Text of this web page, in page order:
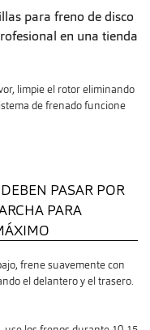
para freno de disco
en una tienda
limpie el rotor eliminando
de frenado funcione
PASAR POR
PARA
frene suavemente con
el delantero y el trasero.